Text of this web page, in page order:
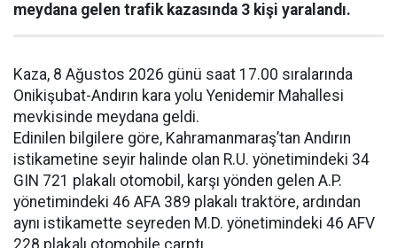
meydana gelen trafik kazasında 3 kişi yaralandı.
Kaza, 8 Ağustos 2026 günü saat 17.00 sıralarında
Onikişubat-Andırın kara yolu Yenidemir Mahallesi
mevkisinde meydana geldi.
Edinilen bilgilere göre, Kahramanmaraş’tan Andırın
istikametine seyir halinde olan R.U. yönetimindeki 34
GIN 721 plakalı otomobil, karşı yönden gelen A.P.
yönetimindeki 46 AFA 389 plakalı traktöre, ardından
aynı istikamette seyreden M.D. yönetimindeki 46 AFV
228 plakalı otomobile çarptı.